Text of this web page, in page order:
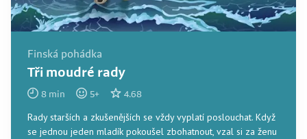
Finská pohádka
Tři moudré rady
8 min 5+ 4.68
Rady starších a zkušenějších se vždy vyplatí poslouchat. Když
se jednou jeden mladík pokoušel zbohatnout, vzal si za ženu